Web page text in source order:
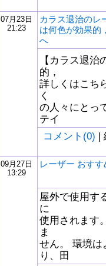
07月23日
21:23
カラス退治のレ
は何色が効果的
へ
【カラス退
的，
詳しくはこち
く
の人々にとっ
テイ
コメント(0) |
09月27日
13:29
レーザー おすす
屋外で使用す
に
使用されます
ま
せん。 環境は
り、田